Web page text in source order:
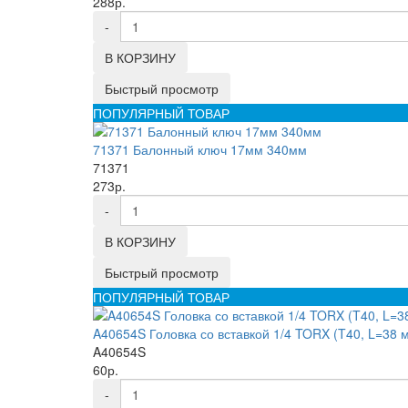
-
В КОРЗИНУ
Быстрый просмотр
ПОПУЛЯРНЫЙ ТОВАР
71371 Балонный ключ 17мм 340мм
71371
273р.
-
В КОРЗИНУ
Быстрый просмотр
ПОПУЛЯРНЫЙ ТОВАР
A40654S Головка со вставкой 1/4 TORX (T40, L=38
A40654S
60р.
-